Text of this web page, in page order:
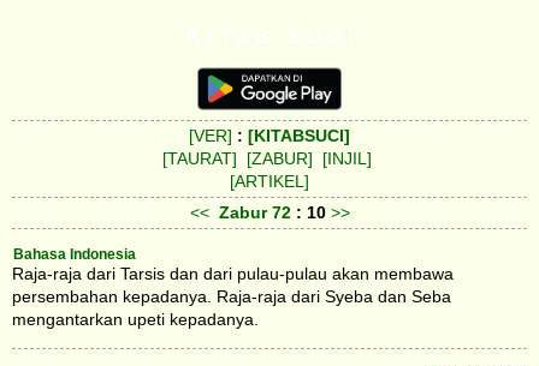
[VER] : [KITABSUCI]
[TAURAT]
[ZABUR]
[INJIL]
[ARTIKEL]
<< Zabur 72 : 10 >>
Bahasa Indonesia
Raja-raja dari Tarsis dan dari pulau-pulau akan membawa
persembahan kepadanya. Raja-raja dari Syeba dan Seba
mengantarkan upeti kepadanya.